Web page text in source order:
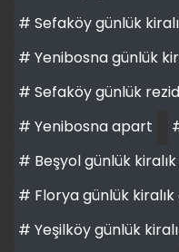
# Sefaköy günlük
# Yenibosna günlük
# Sefaköy günlük
# Yenibosna apart
# Beşyol günlük
# Florya günlük
# Yeşilköy günlük